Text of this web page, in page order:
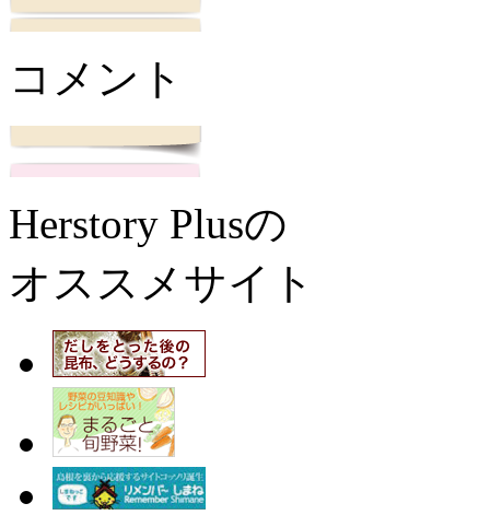
コメント
Herstory Plusの
オススメサイト